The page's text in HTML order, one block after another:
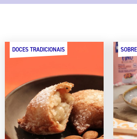
DOCES TRADICIONAIS